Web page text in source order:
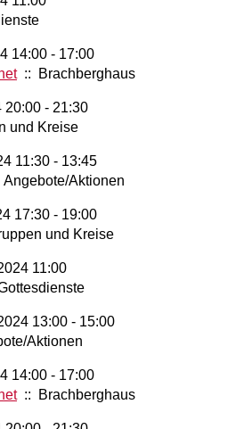
14:00 - 17:00
:: Brachberghaus
20:00 - 21:30
und Kreise
11:30 - 13:45
Aktionen
17:30 - 19:00
und Kreise
11:00
13:00 - 15:00
Aktionen
14:00 - 17:00
:: Brachberghaus